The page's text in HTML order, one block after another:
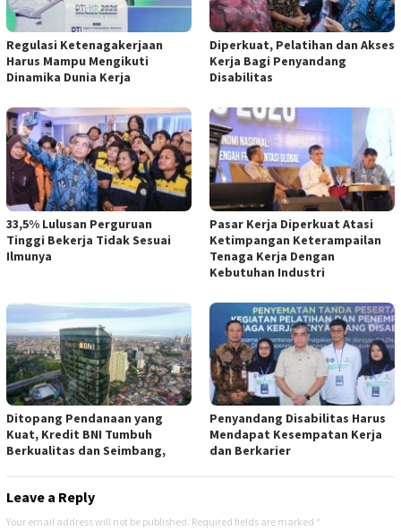
Regulasi Ketenagakerjaan
Harus Mampu Mengikuti
Dinamika Dunia Kerja
Diperkuat, Pelatihan dan Akses
Kerja Bagi Penyandang
Disabilitas
33,5% Lulusan Perguruan
Tinggi Bekerja Tidak Sesuai
Ilmunya
Pasar Kerja Diperkuat Atasi
Ketimpangan Keterampailan
Tenaga Kerja Dengan
Kebutuhan Industri
Ditopang Pendanaan yang
Kuat, Kredit BNI Tumbuh
Berkualitas dan Seimbang,
Penyandang Disabilitas Harus
Mendapat Kesempatan Kerja
dan Berkarier
Leave a Reply
Your email address will not be published. Required fields are marked *